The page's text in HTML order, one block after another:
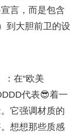
言，而是包含
到大胆前卫的设
：在“欧美
代表😎着一
它强调材质的
想想那些质感